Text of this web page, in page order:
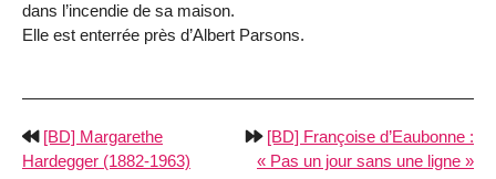
dans l’incendie de sa maison.
Elle est enterrée près d’Albert Parsons.
[BD] Margarethe
Hardegger (1882-1963)
[BD] Françoise d’Eaubonne :
Pas un jour sans une ligne